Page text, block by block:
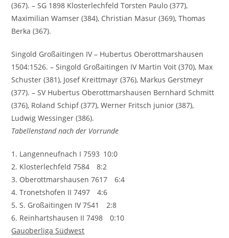
(367). – SG 1898 Klosterlechfeld Torsten Paulo (377),
Maximilian Wamser (384), Christian Masur (369), Thomas
Berka (367).
Singold Großaitingen IV – Hubertus Oberottmarshausen
1504:1526. – Singold Großaitingen IV Martin Voit (370), Max
Schuster (381), Josef Kreittmayr (376), Markus Gerstmeyr
(377). – SV Hubertus Oberottmarshausen Bernhard Schmitt
(376), Roland Schipf (377), Werner Fritsch junior (387),
Ludwig Wessinger (386).
Tabellenstand nach der Vorrunde
1. Langenneufnach I 7593 10:0
2. Klosterlechfeld 7584 8:2
3. Oberottmarshausen 7617 6:4
4. Tronetshofen II 7497 4:6
5. S. Großaitingen IV 7541 2:8
6. Reinhartshausen II 7498 0:10
Gauoberliga Südwest